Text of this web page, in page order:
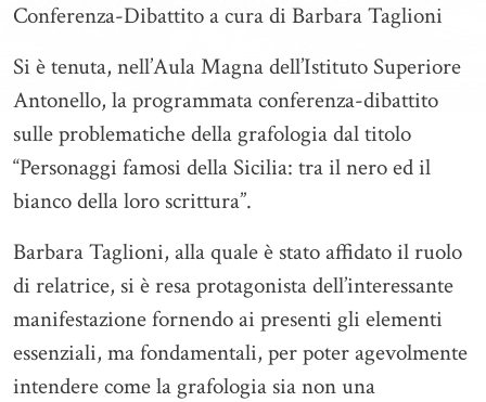
Conferenza-Dibattito a cura di Barbara Taglioni
Si è tenuta, nell’Aula Magna dell’Istituto Superiore
Antonello, la programmata conferenza-dibattito
sulle problematiche della grafologia dal titolo
“Personaggi famosi della Sicilia: tra il nero ed il
bianco della loro scrittura”.
Barbara Taglioni, alla quale è stato affidato il ruolo
di relatrice, si è resa protagonista dell’interessante
manifestazione fornendo ai presenti gli elementi
essenziali, ma fondamentali, per poter agevolmente
intendere come la grafologia sia non una